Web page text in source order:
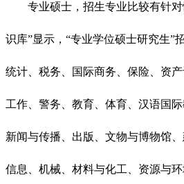
专业硕士，招生专业比较有针对
识库”显示，“专业学位硕士研究生”
统计、税务、国际商务、保险、资
工作、警务、教育、体育、汉语国
新闻与传播、出版、文物与博物馆
信息、机械、材料与化工、资源与